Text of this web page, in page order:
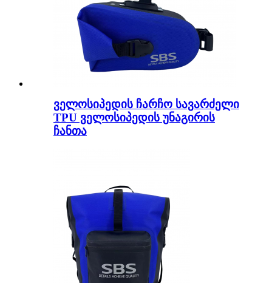
ველოსიპედის ჩარჩო სავარძელი
TPU ველოსიპედის უნაგირის
ჩანთა